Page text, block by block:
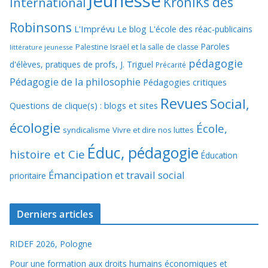
Robinsons L'Imprévu Le blog L'école des réac-publicains
littérature jeunesse Palestine Israël et la salle de classe Paroles
d'élèves, pratiques de profs, J. Triguel Précarité pédagogie
Pédagogie de la philosophie Pédagogies critiques
Questions de clique(s) : blogs et sites RevuesSocial,
écologie syndicalisme Vivre et dire nos luttes École,
histoire et Cie Éduc, pédagogie Éducation
prioritaire Émancipation et travail social
Derniers articles
RIDEF 2026, Pologne
Pour une formation aux droits humains économiques et